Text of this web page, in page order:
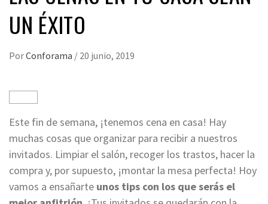
UN ÉXITO
PorConforama / 20 junio, 2019
Este fin de semana, ¡tenemos cena en casa! Hay
muchas cosas que organizar para recibir a nuestros
invitados. Limpiar el salón, recoger los trastos, hacer la
compra y, por supuesto, ¡montar la mesa perfecta! Hoy
vamos a ensañarte unos tips con los que serás el